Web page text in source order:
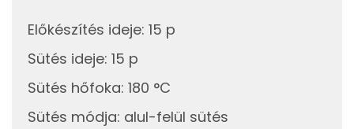
Cink
Szelén
Előkészítés ideje: 15 p
Sütés ideje: 15 p
Sütés hőfoka: 180 °C
Sütés módja: alul-felül sütés